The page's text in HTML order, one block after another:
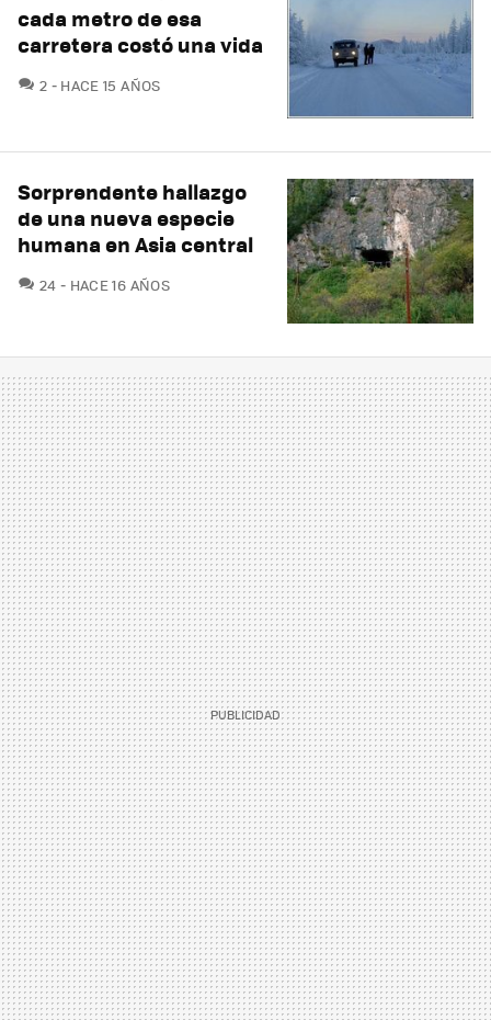
cada metro de esa
carretera costó una vida
2 COMENTARIOS
HACE 15 AÑOS
Sorprendente hallazgo
de una nueva especie
humana en Asia central
24 COMENTARIOS
HACE 16 AÑOS